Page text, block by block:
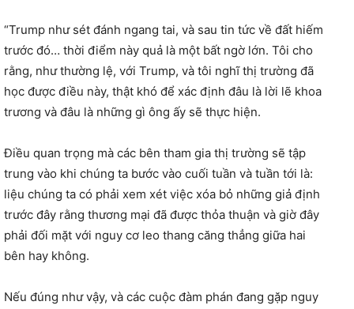
“Trump như sét đánh ngang tai, và sau tin tức về đất hiếm
trước đó… thời điểm này quả là một bất ngờ lớn. Tôi cho
rằng, như thường lệ, với Trump, và tôi nghĩ thị trường đã
học được điều này, thật khó để xác định đâu là lời lẽ khoa
trương và đâu là những gì ông ấy sẽ thực hiện.
Điều quan trọng mà các bên tham gia thị trường sẽ tập
trung vào khi chúng ta bước vào cuối tuần và tuần tới là:
liệu chúng ta có phải xem xét việc xóa bỏ những giả định
trước đây rằng thương mại đã được thỏa thuận và giờ đây
phải đối mặt với nguy cơ leo thang căng thẳng giữa hai
bên hay không.
Nếu đúng như vậy, và các cuộc đàm phán đang gặp nguy